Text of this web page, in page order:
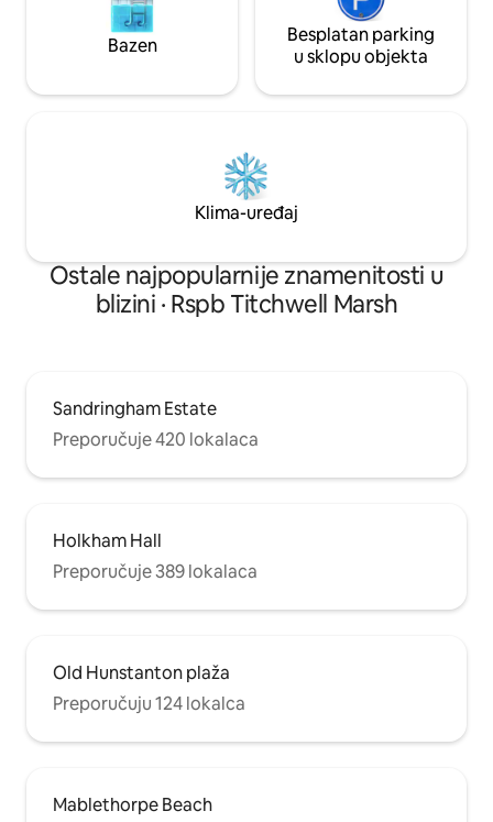
Bazen
Besplatan parking
u sklopu objekta
Klima-uređaj
Ostale najpopularnije znamenitosti u
blizini · Rspb Titchwell Marsh
Sandringham Estate
Preporučuje 420 lokalaca
Holkham Hall
Preporučuje 389 lokalaca
Old Hunstanton plaža
Preporučuju 124 lokalca
Mablethorpe Beach